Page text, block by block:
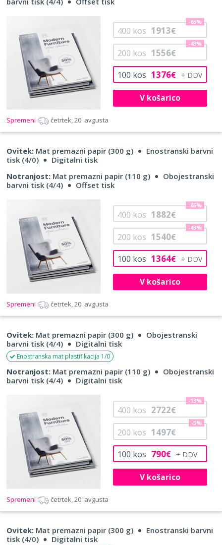
100 kos 1376€
200 kos 1556€
-43%
400 kos 1913€
-65%
V košarico
Spremeni četrtek, 20. avgusta
Ovitek: Mat premazni papir (300 g)
Enostranski barvni
tisk (4/0)
Digitalni tisk
Notranjost: Mat premazni papir (110 g)
Obojestranski
barvni tisk (4/4)
Offset tisk
100 kos 1364€
200 kos 1540€
-43%
400 kos 1882€
-65%
V košarico
Spremeni četrtek, 20. avgusta
Ovitek: Mat premazni papir (300 g)
Obojestranski
barvni tisk (4/4)
Digitalni tisk
Enostranska mat plastifikacija 1/0
Notranjost: Mat premazni papir (110 g)
Obojestranski
barvni tisk (4/4)
Digitalni tisk
100 kos 790€
200 kos 1497€
-5%
400 kos 2722€
-13%
V košarico
Spremeni četrtek, 20. avgusta
Ovitek: Mat premazni papir (300 g)
Enostranski barvni
tisk (4/0)
Digitalni tisk